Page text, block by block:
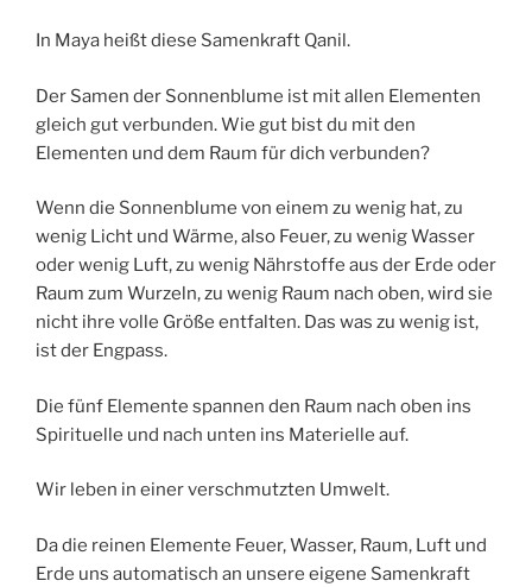
In Maya heißt diese Samenkraft Qanil.
Der Samen der Sonnenblume ist mit allen Elementen
gleich gut verbunden. Wie gut bist du mit den
Elementen und dem Raum für dich verbunden?
Wenn die Sonnenblume von einem zu wenig hat, zu
wenig Licht und Wärme, also Feuer, zu wenig Wasser
oder wenig Luft, zu wenig Nährstoffe aus der Erde oder
Raum zum Wurzeln, zu wenig Raum nach oben, wird sie
nicht ihre volle Größe entfalten. Das was zu wenig ist,
ist der Engpass.
Die fünf Elemente spannen den Raum nach oben ins
Spirituelle und nach unten ins Materielle auf.
Wir leben in einer verschmutzten Umwelt.
Da die reinen Elemente Feuer, Wasser, Raum, Luft und
Erde uns automatisch an unsere eigene Samenkraft